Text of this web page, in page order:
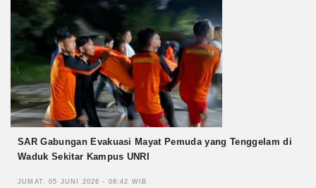
SAR Gabungan Evakuasi Mayat Pemuda yang Tenggelam di
Waduk Sekitar Kampus UNRI
JUMAT, 05 JUNI 2026 - 08:42 WIB